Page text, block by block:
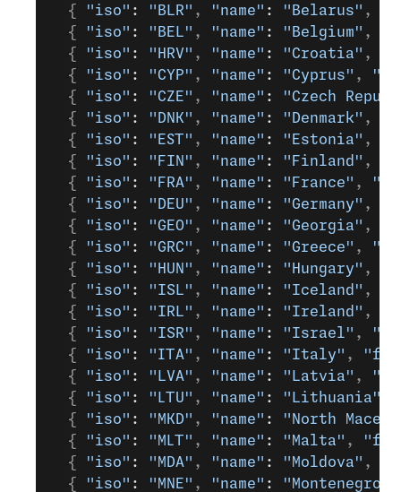
  {
"iso" : "BLR" , "name" : "Belarus" ,
  {
"iso" : "BEL" , "name" : "Belgium" ,
  {
"iso" : "HRV" , "name" : "Croatia" ,
  {
"iso" : "CYP" , "name" : "Cyprus" ,
  {
"iso" : "CZE" , "name" :
"Czech
  {
"iso" : "DNK" , "name" : "Denmark" ,
  {
"iso" : "EST" , "name" : "Estonia" ,
  {
"iso" : "FIN" , "name" : "Finland" ,
  {
"iso" : "FRA" , "name" : "France" ,
  {
"iso" : "DEU" , "name" : "Germany" ,
  {
"iso" : "GEO" , "name" : "Georgia" ,
  {
"iso" : "GRC" , "name" : "Greece" ,
  {
"iso" : "HUN" , "name" : "Hungary" ,
  {
"iso" : "ISL" , "name" : "Iceland" ,
  {
"iso" : "IRL" , "name" : "Ireland" ,
  {
"iso" : "ISR" , "name" : "Israel" ,
  {
"iso" : "ITA" , "name" : "Italy" ,
  {
"iso" : "LVA" , "name" : "Latvia" ,
  {
"iso" : "LTU" , "name" : "Lithuania"
  {
"iso" : "MKD" , "name" :
"North
  {
"iso" : "MLT" , "name" : "Malta" ,
  {
"iso" : "MDA" , "name" : "Moldova" ,
  {
"iso" : "MNE" , "name" : "Montenegro"